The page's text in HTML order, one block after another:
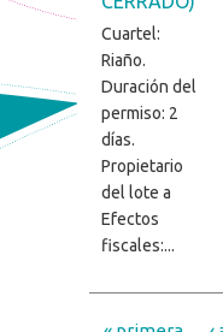
Cuartel:
Riaño.
Duración del
permiso: 2
días.
Propietario
del lote a
Efectos
fiscales:...